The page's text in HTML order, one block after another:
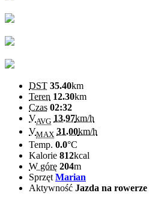
DST 35.40km
Teren 12.30km
Czas 02:32
VAVG 13.97km/h
VMAX 31.00km/h
Temp. 0.0°C
Kalorie 812kcal
W górę 204m
Sprzęt Marian
Aktywność Jazda na rowerze